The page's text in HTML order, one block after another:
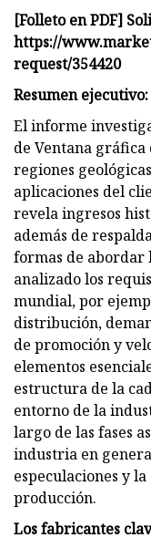
[Folleto en PDF]
https://
request/354420
Resumen ejecutivo:
El informe
de Ventana
regiones
aplicaciones del
revela ingresos
además de
formas de abordar
analizado los
mundial, por
distribución,
de promoción y
elementos
estructura de la
entorno de la
largo de las fases
industria en
especulaciones y
producción.
Los fabricantes